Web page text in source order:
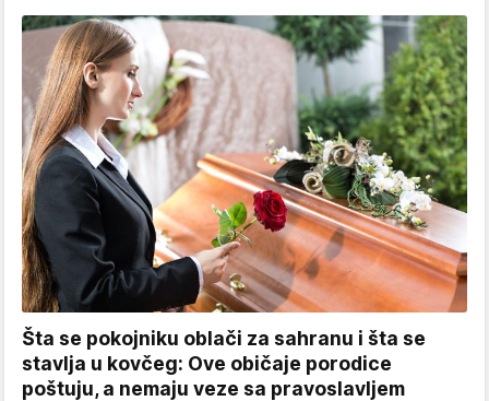
Šta se pokojniku oblači za sahranu i šta se
stavlja u kovčeg: Ove običaje porodice
poštuju, a nemaju veze sa pravoslavljem